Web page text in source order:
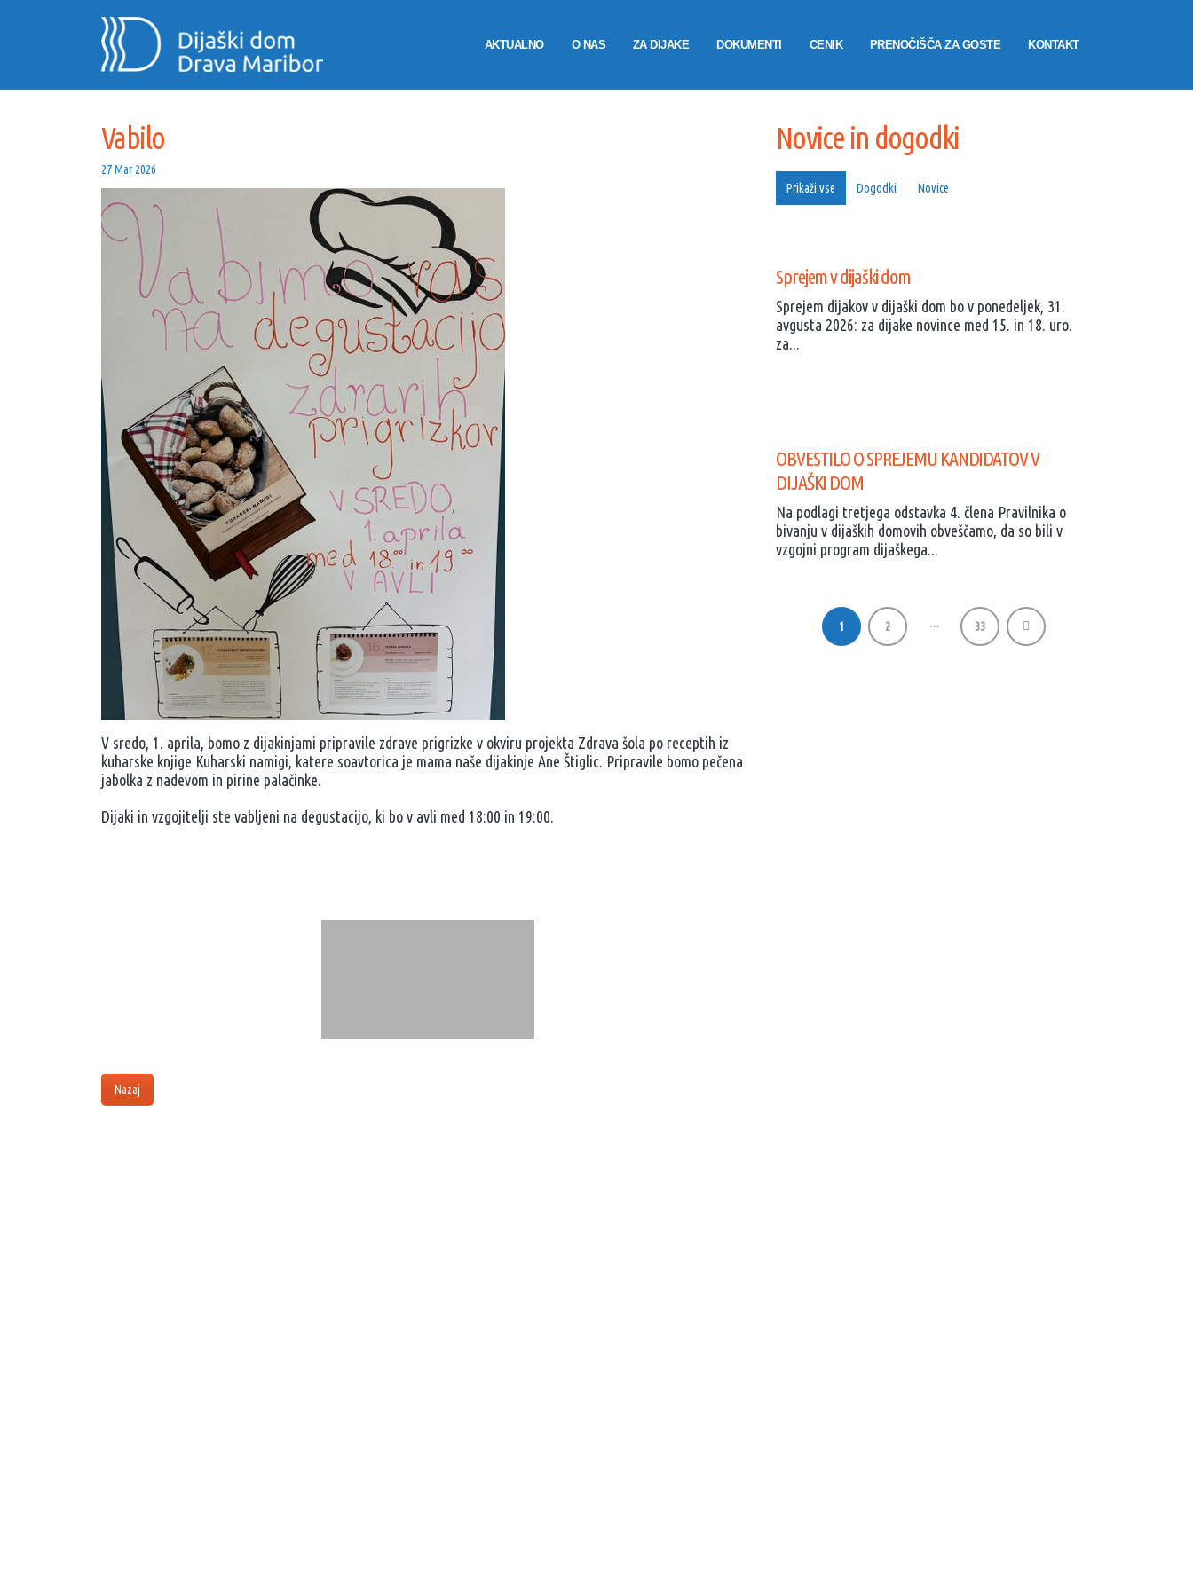
AKTUALNO O NAS ZA DIJAKE DOKUMENTI CENIK PRENOČIŠČA ZA GOSTE KONTAKT
Vabilo HOME NOVICE IN DOGODKI NOVICE VABILO
Vabilo
27 Mar 2026
V sredo, 1. aprila, bomo z dijakinjami pripravile zdrave prigrizke v okviru projekta Zdrava šola po receptih iz
kuharske knjige Kuharski namigi, katere soavtorica je mama naše dijakinje Ane Štiglic. Pripravile bomo pečena
jabolka z nadevom in pirine palačinke.
Dijaki in vzgojitelji ste vabljeni na degustacijo, ki bo v avli med 18:00 in 19:00.
Nazaj
Novice in dogodki
Prikaži vse Dogodki Novice
Sprejem v dijaški dom
Sprejem dijakov v dijaški dom bo v ponedeljek, 31.
avgusta 2026: za dijake novince med 15. in 18. uro.
za...
OBVESTILO O SPREJEMU KANDIDATOV V
DIJAŠKI DOM
Na podlagi tretjega odstavka 4. člena Pravilnika o
bivanju v dijaških domovih obveščamo, da so bili v
vzgojni program dijaškega...
1 2 … 33